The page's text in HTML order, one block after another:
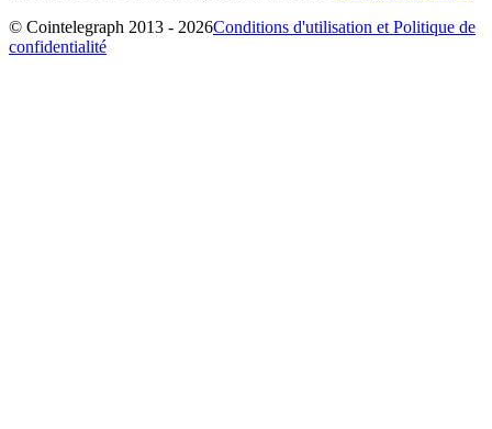
© Cointelegraph 2013 - 2026Conditions d'utilisation et Politique de
confidentialité